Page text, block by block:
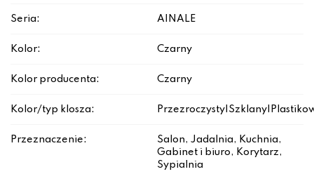
Seria: AINALE
Kolor: Czarny
Kolor producenta: Czarny
Kolor/typ klosza:
Przeznaczenie:
Salon, Jadalnia, Kuchnia,
Gabinet i biuro, Korytarz,
Sypialnia